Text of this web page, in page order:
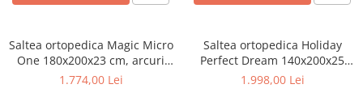
Saltea ortopedica Magic Micro
One 180x200x23 cm, arcuri
pocket, 7 zone confort, husa
1.774,00 Lei
Saltea ortopedica Holiday
Perfect Dream 140x200x25
cm, arcuri pocket, 7 zone
1.998,00 Lei